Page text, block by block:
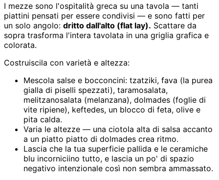
I mezze sono l'ospitalità greca su una tavola — tanti
piattini pensati per essere condivisi — e sono fatti per
un solo angolo: dritto dall'alto (flat lay). Scattare da
sopra trasforma l'intera tavolata in una griglia grafica e
colorata.
Costruiscila con varietà e altezza:
Mescola salse e bocconcini: tzatziki, fava (la purea
gialla di piselli spezzati), taramosalata,
melitzanosalata (melanzana), dolmades (foglie di
vite ripiene), keftedes, un blocco di feta, olive e
pita calda.
Varia le altezze — una ciotola alta di salsa accanto
a un piatto piatto di dolmades crea ritmo.
Lascia che la tua superficie pallida e le ceramiche
blu incorniciino tutto, e lascia un po' di spazio
negativo intenzionale così non sembra ammassato.